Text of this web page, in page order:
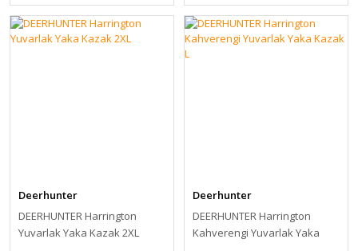
Deerhunter
DEERHUNTER Harrington
Yuvarlak Yaka Kazak 2XL
Deerhunter
DEERHUNTER Harrington
Kahverengi Yuvarlak Yaka